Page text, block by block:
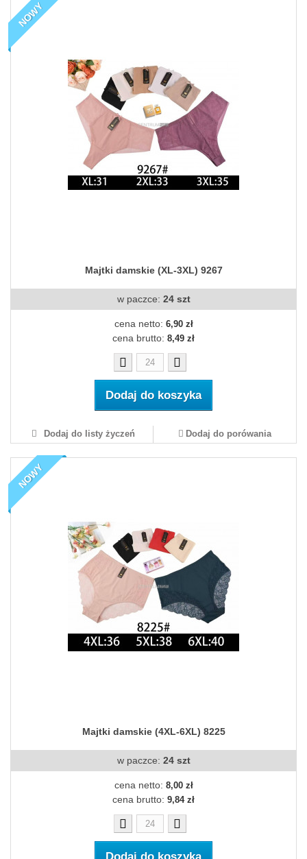
NOWY
Majtki damskie (XL-3XL) 9267
w paczce: 24 szt
cena netto: 6,90 zł
cena brutto: 8,49 zł
Dodaj do koszyka
Dodaj do listy życzeń Dodaj do porówania
NOWY
Majtki damskie (4XL-6XL) 8225
w paczce: 24 szt
cena netto: 8,00 zł
cena brutto: 9,84 zł